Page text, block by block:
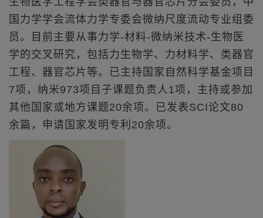
国力学学会流体力学专委会微纳尺度流动专业组委
员。目前主要从事力学-材料-微纳米技术-生物医
学的交叉研究，包括力生物学、力材料学、类器官
工程、器官芯片等。已主持国家自然科学基金项目
7项，纳米973项目子课题负责人1项，主持或参加
其他国家或地方课题20余项。已发表SCI论文80
余篇，申请国家发明专利20余项。